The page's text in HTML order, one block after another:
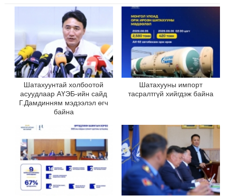
Шатахуунтай холбоотой
асуудлаар АҮЭБ-ийн сайд
Г.Дамдинням мэдээлэл өгч
байна
Шатахууны импорт
тасралтгүй хийгдэж байна